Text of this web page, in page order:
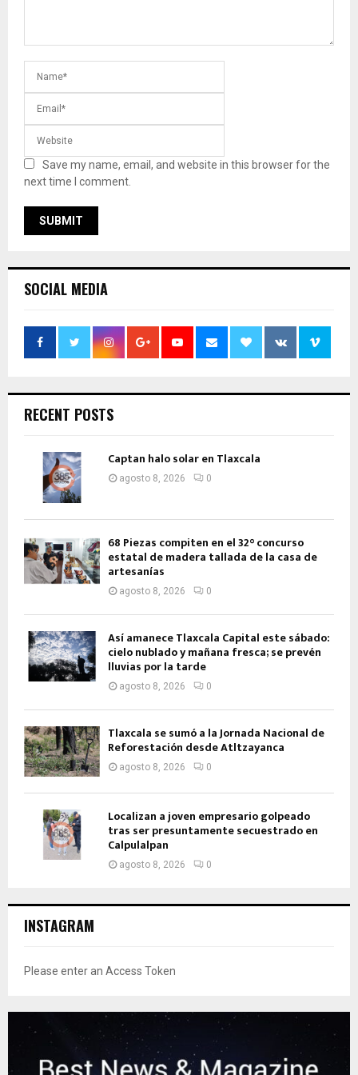
Save my name, email, and website in this browser for the
next time I comment.
SOCIAL MEDIA
RECENT POSTS
Captan halo solar en Tlaxcala
agosto 8, 2026 0
68 Piezas compiten en el 32° concurso
estatal de madera tallada de la casa de
artesanías
agosto 8, 2026 0
Así amanece Tlaxcala Capital este sábado:
cielo nublado y mañana fresca; se prevén
lluvias por la tarde
agosto 8, 2026 0
Tlaxcala se sumó a la Jornada Nacional de
Reforestación desde Atltzayanca
agosto 8, 2026 0
Localizan a joven empresario golpeado
tras ser presuntamente secuestrado en
Calpulalpan
agosto 8, 2026 0
INSTAGRAM
Please enter an Access Token